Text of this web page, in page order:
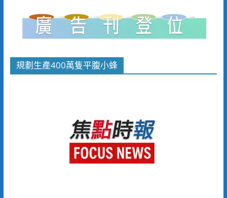
規劃生產400萬隻平腹小蜂